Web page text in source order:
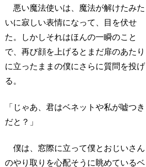
悪い魔法使いは、魔法が解けたみた
いに寂しい表情になって、目を伏せ
た。しかしそれはほんの一瞬のこと
で、再び顔を上げるとまだ扉のあたり
に立ったままの僕にさらに質問を投げ
る。
「じゃあ、君はベネットや私が嘘つき
だと？」
僕は、窓際に立って僕とおじいさん
のやり取りを心配そうに眺めているベ